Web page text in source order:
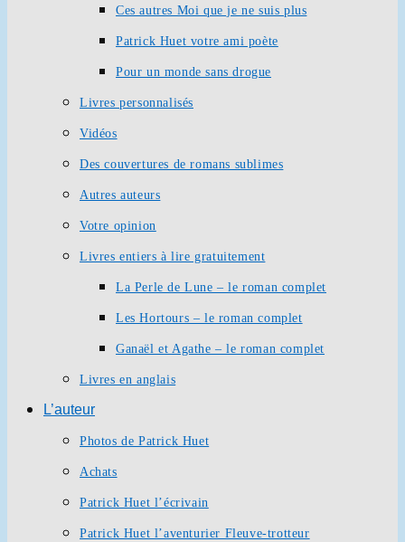
Ces autres Moi que je ne suis plus
Patrick Huet votre ami poète
Pour un monde sans drogue
Livres personnalisés
Vidéos
Des couvertures de romans sublimes
Autres auteurs
Votre opinion
Livres entiers à lire gratuitement
La Perle de Lune – le roman complet
Les Hortours – le roman complet
Ganaël et Agathe – le roman complet
Livres en anglais
L’auteur
Photos de Patrick Huet
Achats
Patrick Huet l’écrivain
Patrick Huet l’aventurier Fleuve-trotteur